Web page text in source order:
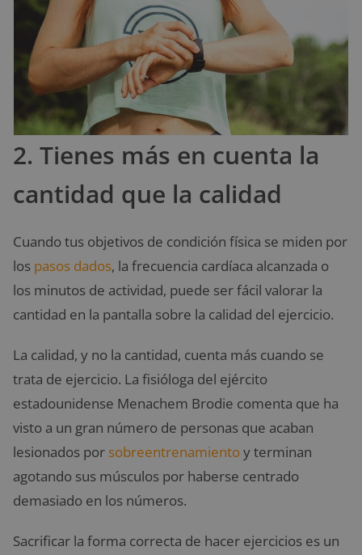
2. Tienes más en cuenta la
cantidad que la calidad
Cuando tus objetivos de condición física se miden por
los pasos dados, la frecuencia cardíaca alcanzada o
los minutos de actividad, puede ser fácil valorar la
cantidad en la pantalla sobre la calidad del ejercicio.
La calidad, y no la cantidad, cuenta más cuando se
trata de ejercicio. La fisióloga del ejército
estadounidense Menachem Brodie comenta que ha
visto a un gran número de personas que acaban
lesionados por sobreentrenamientoy terminan
agotando sus músculos por haberse centrado
demasiado en los números.
Sacrificar la forma correcta de hacer ejercicios es un